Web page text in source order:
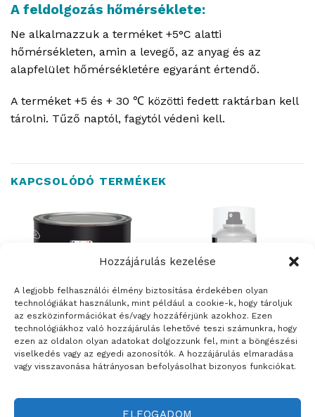
Hozzájárulás kezelése
A legjobb felhasználói élmény biztosítása érdekében olyan
technológiákat használunk, mint például a cookie-k, hogy tároljuk
az eszközinformációkat és/vagy hozzáférjünk azokhoz. Ezen
technológiákhoz való hozzájárulás lehetővé teszi számunkra, hogy
ezen az oldalon olyan adatokat dolgozzunk fel, mint a böngészési
viselkedés vagy az egyedi azonosítók. A hozzájárulás elmaradása
vagy visszavonása hátrányosan befolyásolhat bizonyos funkciókat.
ELFOGADOM
A feldolgozás hőmérséklete:
Ne alkalmazzuk a terméket +5°C alatti
hőmérsékleten, amin a levegő, az anyag és az
alapfelület hőmérsékletére egyaránt értendő.
A terméket +5 és + 30 ℃ közötti fedett raktárban kell
tárolni. Tűző naptól, fagytól védeni kell.
KAPCSOLÓDÓ TERMÉKEK
FESTÉKEK
TRINÁT Aqua Skolatex
FESTÉKEK
TRINÁT spray színtelen